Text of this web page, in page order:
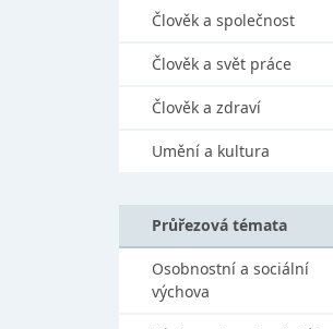
Člověk a společnost
Člověk a svět práce
Člověk a zdraví
Umění a kultura
Průřezová témata
Osobnostní a sociální
výchova